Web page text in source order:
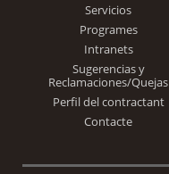
Servicios
Programes
Intranets
Sugerencias y
Reclamaciones/Quejas
Perfil del contractant
Contacte